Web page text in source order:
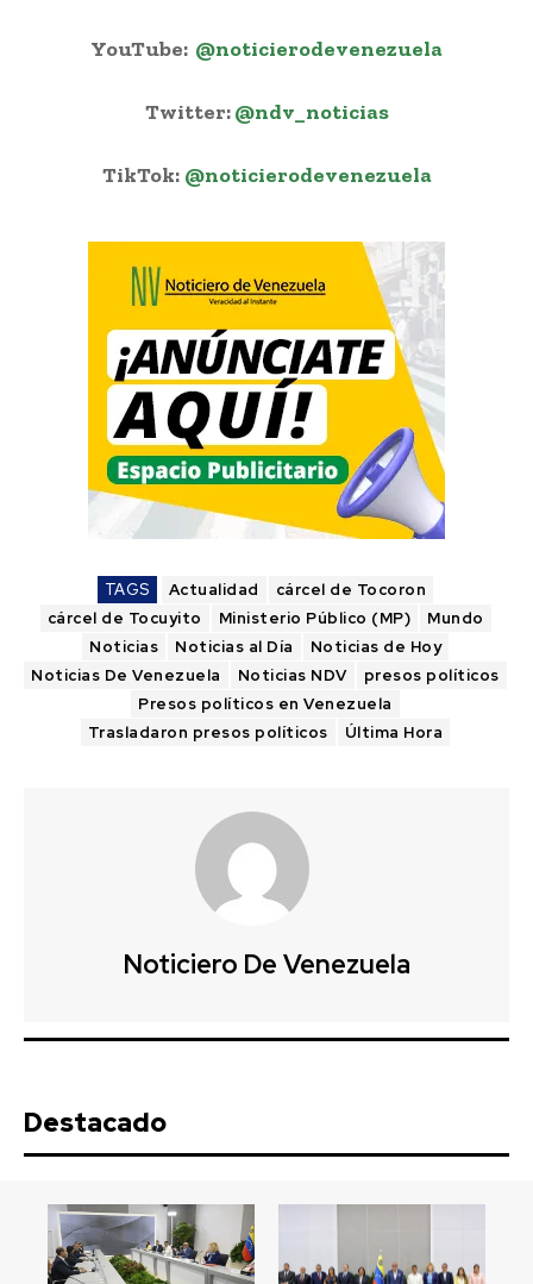
YouTube: @noticierodevenezuela
Twitter:@ndv_noticias
TikTok: @noticierodevenezuela
TAGS Actualidad
cárcel de Tocoron
cárcel de Tocuyito
Ministerio Público (MP)
Mundo
Noticias
Noticias al Día
Noticias de Hoy
Noticias De Venezuela
Noticias NDV
presos políticos
Presos políticos en Venezuela
Trasladaron presos políticos
Última Hora
Noticiero De Venezuela
Destacado